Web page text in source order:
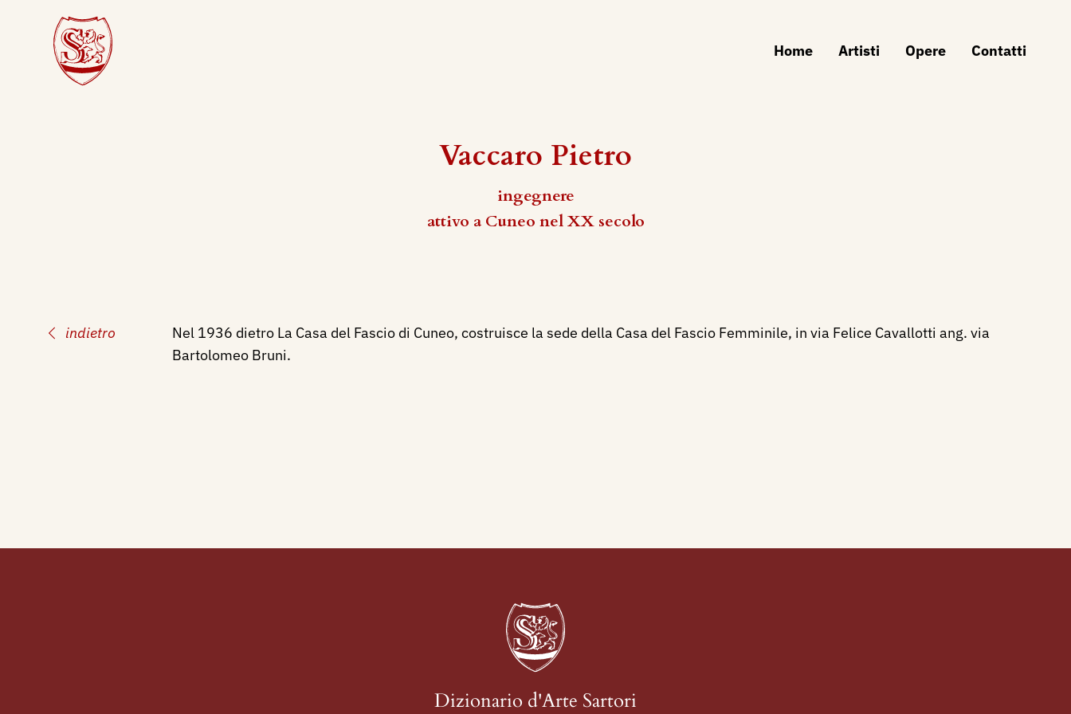
Home Artisti Opere Contatti
Vaccaro Pietro
ingegnere
attivo a Cuneo nel XX secolo
indietro
Nel 1936 dietro La Casa del Fascio di Cuneo, costruisce la sede della Casa del Fascio Femminile, in via Felice Cavallotti ang. via
Bartolomeo Bruni.
Dizionario d'Arte Sartori